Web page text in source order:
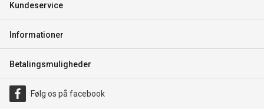
Kundeservice
Informationer
Betalingsmuligheder
Følg os på facebook